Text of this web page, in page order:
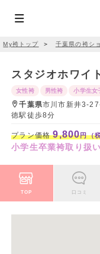
My袴トップ ＞ 千葉県の袴シ
スタジオホワイ
女性袴 男性袴 小学生女
千葉県市川市新井3-
徳駅徒歩8分
プラン価格9,800円（
小学生卒業袴取り扱
TOP 口コミ